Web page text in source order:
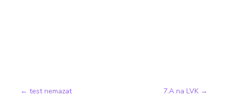
← test nemazat 7.A na LVK →